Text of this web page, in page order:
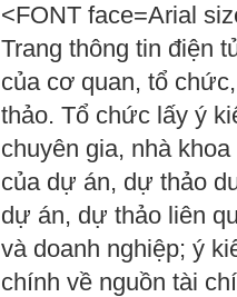
<FONT face=Arial
Trang thông tin điện
của cơ quan, tổ
thảo. Tổ chức lấy ý
chuyên gia, nhà
của dự án, dự thảo
dự án, dự thảo liên
và doanh nghiệp; ý
chính về nguồn tài